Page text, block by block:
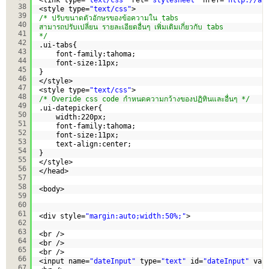
38
39
40
41
42
43
44
45
46
47
48
49
50
51
52
53
54
55
56
57
58
59
60
61
62
63
64
65
66
<style type="text/css">
/* ปรับขนาดตัวอักษรของข้อความใน tabs
สามารถปรับเปลี่ยน รายละเอียดอื่นๆ เพิ่มเติมเกี่ยวกับ tabs
*/
.ui-tabs{
font-family:tahoma;
font-size:11px;
}
</style>
<style type="text/css">
/* Overide css code กำหนดความกว้างของปฏิทินและอื่นๆ */
.ui-datepicker{
width:220px;
font-family:tahoma;
font-size:11px;
text-align:center;
}
</style>
</head>
<body>
<div style="margin:auto;width:50%;">
<br />
<br />
<br />
<input name="dateInput" type="text" id="dateInput"